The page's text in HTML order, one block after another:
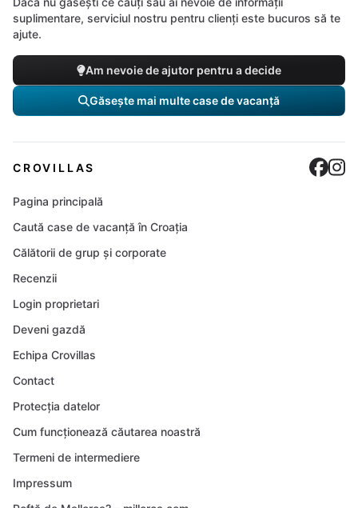
suplimentare, serviciul nostru pentru clienți este bucuros să te
ajute.
Am nevoie de ajutor pentru a decide
Găsește mai multe case de vacanță
CROVILLAS
Pagina principală
Caută case de vacanță în Croația
Călătorii de grup și corporate
Recenzii
Login proprietari
Deveni gazdă
Echipa Crovillas
Contact
Protecția datelor
Cum funcționează căutarea noastră
Termeni de intermediere
Impressum